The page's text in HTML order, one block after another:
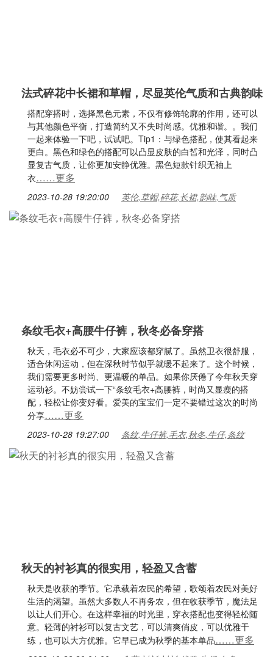
法式碎花中长裙和草帽，尽显英伦气质和古典韵味
搭配穿搭时，选择黑色元素，不仅有修饰轮廓的作用，还可以
与其他颜色平衡，打造简约又不失时尚感。优雅和谐。。我们
一起来体验一下吧，试试吧。Tip1：与绿色搭配，使其看起来
更白。黑色和绿色的搭配可以凸显皮肤的白皙和光泽，同时凸
显复古气质，让你更加安静优雅。黑色短款针织无袖上
衣……更多
2023-10-28 19:20:00 英伦,草帽,碎花,长裙,韵味,气质
条纹毛衣+高腰牛仔裤，秋冬必备穿搭
秋天，毛衣必不可少，大家应该都穿腻了。虽然卫衣很舒服，
适合休闲运动，但在深秋时节似乎就暖不起来了。这个时候，
我们需要更多时尚、更温暖的单品。如果你厌倦了今年秋天穿
运动衫。不妨尝试一下“条纹毛衣+高腰裤，时尚又显瘦的搭
配，轻松让你变好看。爱美的宝宝们一定不要错过这次的时尚
分享……更多
2023-10-28 19:27:00 条纹,牛仔裤,毛衣,秋冬,牛仔,条纹
秋天的衬衫真的很实用，轻盈又含蓄
秋天是收获的季节。它承载着农民的希望，歌颂着农民对美好
生活的渴望。虽然大多数人不再务农，但在收获季节，魔法足
以让人们开心。在这样幸福的时光里，穿衣搭配也变得轻松随
意。轻薄的衬衫可以复古文艺，可以清爽俏皮，可以优雅干
练，也可以大方优雅。它早已成为秋季的基本单品……更多